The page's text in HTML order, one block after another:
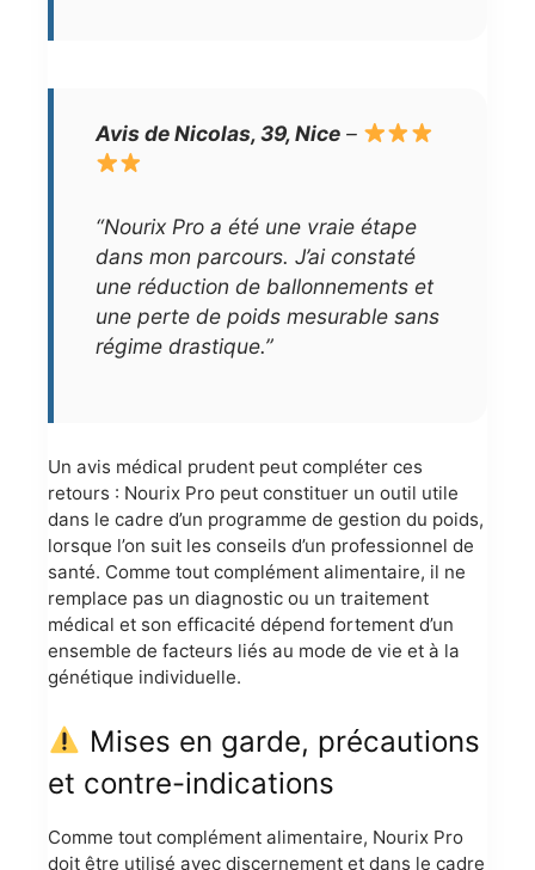
Avis de Nicolas, 39, Nice –
“Nourix Pro a été une vraie étape
dans mon parcours. J’ai constaté
une réduction de ballonnements et
une perte de poids mesurable sans
régime drastique.”
Un avis médical prudent peut compléter ces
retours : Nourix Pro peut constituer un outil utile
dans le cadre d’un programme de gestion du poids,
lorsque l’on suit les conseils d’un professionnel de
santé. Comme tout complément alimentaire, il ne
remplace pas un diagnostic ou un traitement
médical et son efficacité dépend fortement d’un
ensemble de facteurs liés au mode de vie et à la
génétique individuelle.
Mises en garde, précautions
et contre-indications
Comme tout complément alimentaire, Nourix Pro
doit être utilisé avec discernement et dans le cadre